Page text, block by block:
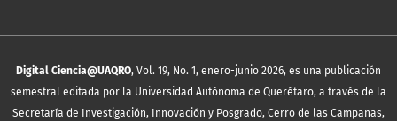
Digital Ciencia@UAQRO, Vol. 19, No. 1, enero-junio 2026, es una publicación
semestral editada por la Universidad Autónoma de Querétaro, a través de la
Secretaría de Investigación, Innovación y Posgrado, Cerro de las Campanas,